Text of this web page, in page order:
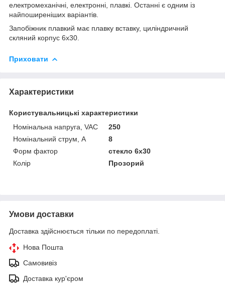
електромеханічні, електронні, плавкі. Останні є одним із
найпоширеніших варіантів.
Запобіжник плавкий має плавку вставку, циліндричний
скляний корпус 6х30.
Приховати
Характеристики
Користувальницькі характеристики
Номінальна напруга, VAC
250
Номінальний струм, А
8
Форм фактор
стекло 6х30
Колір
Прозорий
Умови доставки
Доставка здійснюється тільки по передоплаті.
Нова Пошта
Самовивіз
Доставка кур'єром